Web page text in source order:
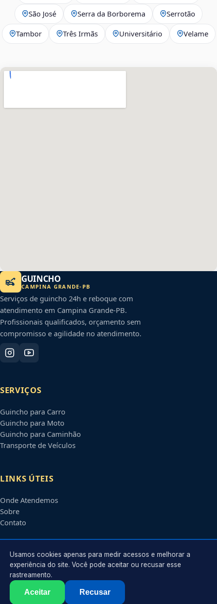
São José Serra da Borborema Serrotão
Tambor Três Irmãs Universitário Velame
GUINCHO
CAMPINA GRANDE- PB
Serviços de guincho 24h e reboque com
atendimento em Campina Grande-PB.
Profissionais qualificados, orçamento sem
compromisso e agilidade no atendimento.
SERVIÇOS
Guincho para Carro
Guincho para Moto
Guincho para Caminhão
Transporte de Veículos
LINKS ÚTEIS
Onde Atendemos
Sobre
Contato
CONTATO
Atendimento em
contato@guinchoscampinagrande.com.br
2026 Campina Grande . Todos os direitos reservados.
Usamos cookies apenas para medir acessos e melhorar a
experiência do site. Você pode aceitar ou recusar esse
rastreamento.
Aceitar Recusar